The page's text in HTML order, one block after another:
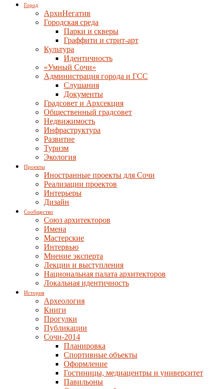
Город
АрхиНегатив
Городская среда
Парки и скверы
Граффити и стрит-арт
Культура
Идентичность
«Умный Сочи»
Администрация города и ГСС
Слушания
Документы
Градсовет и Архсекция
Общественный градсовет
Недвижимость
Инфраструктура
Развитие
Туризм
Экология
Проекты
Иностранные проекты для Сочи
Реализации проектов
Интерьеры
Дизайн
Сообщество
Союз архитекторов
Имена
Мастерские
Интервью
Мнение эксперта
Лекции и выступления
Национальная палата архитекторов
Локальная идентичность
История
Археология
Книги
Прогулки
Публикации
Сочи-2014
Планировка
Спортивные объекты
Оформление
Гостиницы, медиацентры и университет
Павильоны